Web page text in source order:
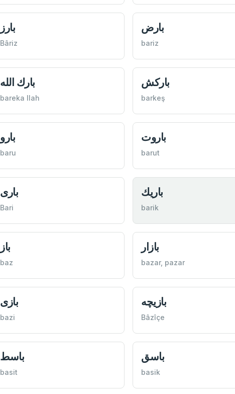
بارز
Bâriz
بارض
bariz
بارك الله
bareka llah
باركش
barkeş
بارو
baru
باروت
barut
باری
Bari
باريك
barik
باز
baz
بازار
bazar, pazar
بازی
bazi
بازيچه
Bâzîçe
باسط
basit
باسق
basik